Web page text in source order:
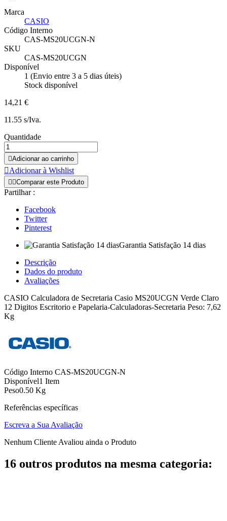
Marca
CASIO
Código Interno
CAS-MS20UCGN-N
SKU
CAS-MS20UCGN
Disponível
1 (Envio entre 3 a 5 dias úteis)
Stock disponível
14,21 €
11.55 s/Iva.
Quantidade
Adicionar ao carrinho
Adicionar à Wishlist
 Comparar este Produto
Partilhar :
Facebook
Twitter
Pinterest
Garantia Satisfação 14 dias
Descrição
Dados do produto
Avaliações
CASIO Calculadora de Secretaria Casio MS20UCGN Verde Claro
12 Digitos Escritorio e Papelaria-Calculadoras-Secretaria Peso: 7,62
Kg
Código Interno CAS-MS20UCGN-N
Disponível1 Item
Peso0.50 Kg
Referências específicas
Escreva a Sua Avaliação
Nenhum Cliente Avaliou ainda o Produto
16 outros produtos na mesma categoria: